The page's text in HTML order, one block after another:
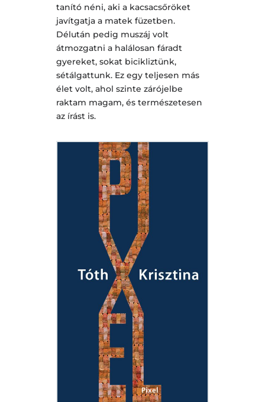
tanító néni, aki a kacsacsőröket
javítgatja a matek füzetben.
Délután pedig muszáj volt
átmozgatni a halálosan fáradt
gyereket, sokat bicikliztünk,
sétálgattunk. Ez egy teljesen más
élet volt, ahol szinte zárójelbe
raktam magam, és természetesen
az írást is.